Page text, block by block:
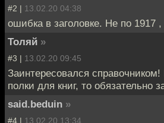
#2 | 13.02.20 04:38
ошибка в заголовке. Не по 1917
Толяй »
#3 | 13.02.20 09:45
Заинтересовался
полки для книг, то обязательно
said.beduin »
#4 | 13.02.20 13:34